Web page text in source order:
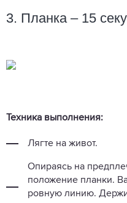
3. Планка – 15
Техника выполнения:
Лягте на живот.
Опираясь на
положение планки.
ровную линию.